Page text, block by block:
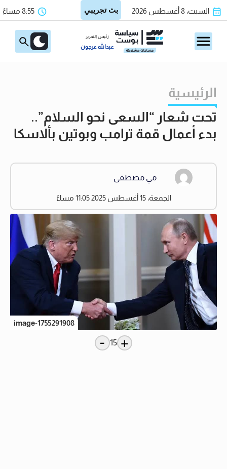
السبت، 8 أغسطس 2026 8:55 مساءً
رئيس التحرير
عبدالله عرجون
الرئيسية
تحت شعار “السعى نحو السلام”..
بدء أعمال قمة ترامب وبوتين بألاسكا
مي مصطفى
الجمعة، 15 أغسطس 2025 11:05 مساءً
image-1755291908
+
15
-